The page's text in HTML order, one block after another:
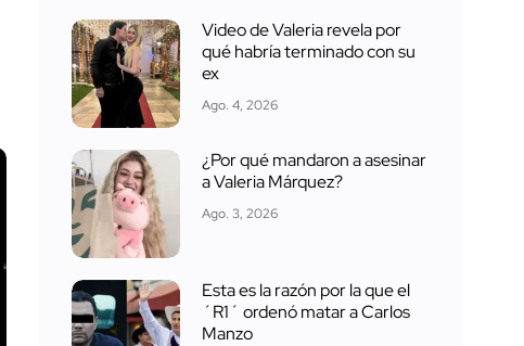
Video de Valeria revela por
qué habría terminado con su
ex
Ago. 4, 2026
¿Por qué mandaron a asesinar
a Valeria Márquez?
Ago. 3, 2026
Esta es la razón por la que el
´R1´ ordenó matar a Carlos
Manzo